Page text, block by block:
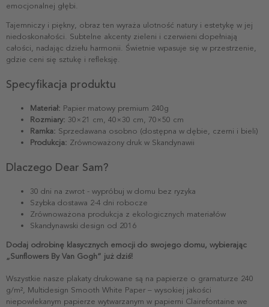
emocjonalnej głębi.
Tajemniczy i piękny, obraz ten wyraża ulotność natury i estetykę w jej
niedoskonałości. Subtelne akcenty zieleni i czerwieni dopełniają
całości, nadając dziełu harmonii. Świetnie wpasuje się w przestrzenie,
gdzie ceni się sztukę i refleksję.
Specyfikacja produktu
Materiał: Papier matowy premium 240g
Rozmiary: 30×21 cm, 40×30 cm, 70×50 cm
Ramka: Sprzedawana osobno (dostępna w dębie, czerni i bieli)
Produkcja: Zrównoważony druk w Skandynawii
Dlaczego Dear Sam?
30 dni na zwrot - wypróbuj w domu bez ryzyka
Szybka dostawa 2-4 dni robocze
Zrównoważona produkcja z ekologicznych materiałów
Skandynawski design od 2016
Dodaj odrobinę klasycznych emocji do swojego domu, wybierając
„Sunflowers By Van Gogh” już dziś!
Wszystkie nasze plakaty drukowane są na papierze o gramaturze 240
g/m², Multidesign Smooth White Paper – wysokiej jakości
niepowlekanym papierze wytwarzanym w papierni Clairefontaine we